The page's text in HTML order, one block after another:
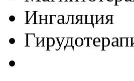
Ингаляция